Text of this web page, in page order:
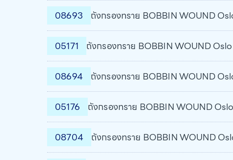
08693 ถังกรองทราย BOBBIN WOUND
05171 ถังกรองทราย BOBBIN WOUND
08694 ถังกรองทราย BOBBIN WOUND
05176 ถังกรองทราย BOBBIN WOUND
08704 ถังกรองทราย BOBBIN WOUND